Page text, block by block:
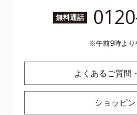
無料通話
午前9時よ
よくあるご質問
ショッピ